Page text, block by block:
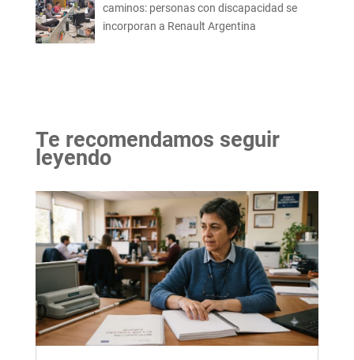
caminos: personas con discapacidad se
incorporan a Renault Argentina
Te recomendamos seguir
leyendo